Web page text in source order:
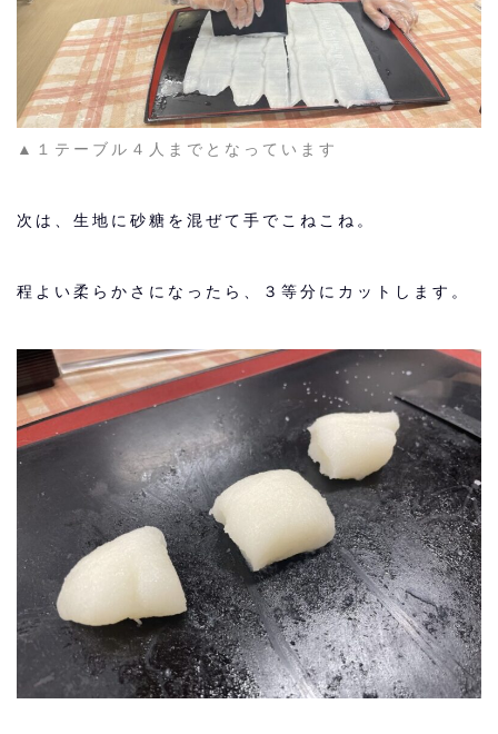
▲１テーブル４人までとなっています
次は、生地に砂糖を混ぜて手でこねこね。
程よい柔らかさになったら、３等分にカットします。